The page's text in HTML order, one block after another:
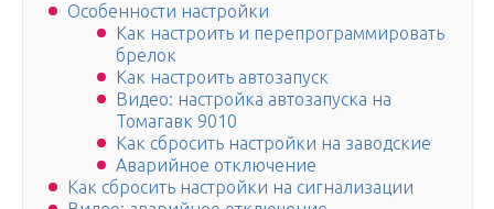
Особенности настройки
Как настроить и перепрограммировать
брелок
Как настроить автозапуск
Видео: настройка автозапуска на
Томагавк 9010
Как сбросить настройки на заводские
Аварийное отключение
Как сбросить настройки на сигнализации